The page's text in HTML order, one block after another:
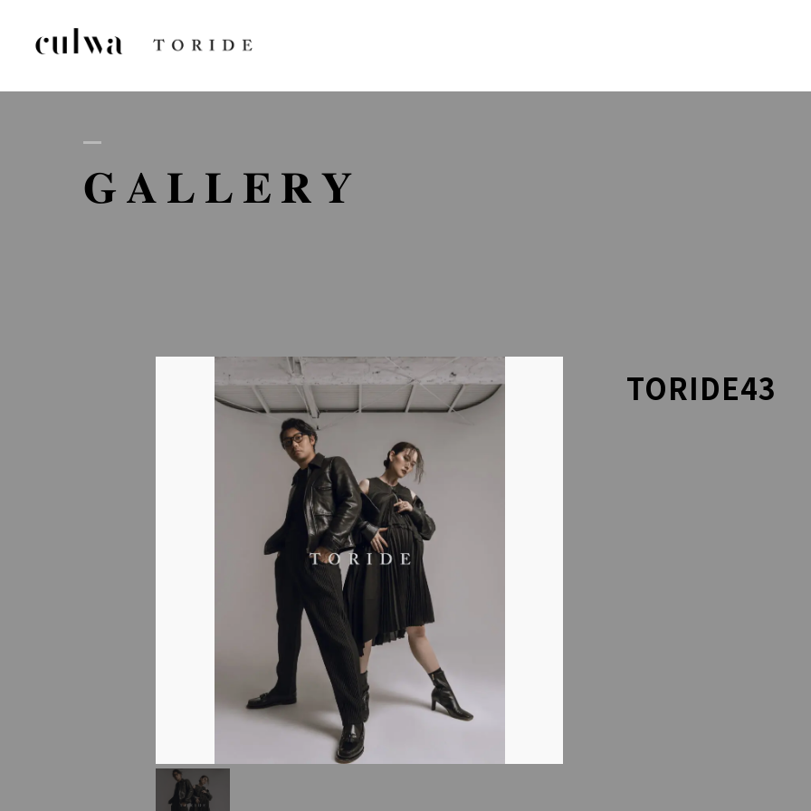
GALLERY
TORIDE43
LINEでのお問い合わせはこちら